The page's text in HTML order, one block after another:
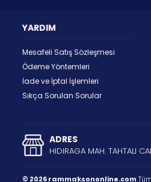
YARDIM
Mesafeli Satış Sözleşmesi
Ödeme Yöntemleri
İade ve İptal İşlemleri
Sıkça Sorulan Sorular
ADRES
HIDIRAGA MAH. TAHTALI
© 2026 rammaksononline.com